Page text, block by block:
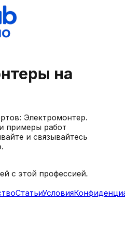
на
Электромонтер.
примеры работ
и связывайтесь
с этой профессией.
СтатьиУсловия